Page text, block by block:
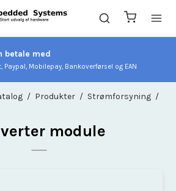
betale med
Paypal, Mobilepay, Bankoverførsel og EAN
/ Produkter / Strømforsyning /
module